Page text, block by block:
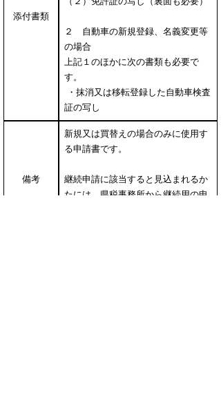
添付書類
２ 自動車の新規登録、名義変更等
の場合
上記１のほかに次の書類も必要で
す。
・抹消又は移転登録した自動車検査
証の写し
備考
新規又は買替えの場合のみに使用す
る申請書です。
継続申請に該当すると見込まれるか
たには、県税事務所から継続用の申